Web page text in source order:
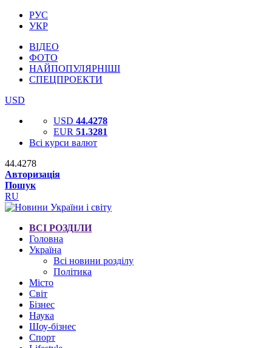
РУС
УКР
ВІДЕО
ФОТО
НАЙПОПУЛЯРНІШІ
СПЕЦПРОЕКТИ
USD
USD 44.4278
EUR 51.3281
Всі курси валют
44.4278
Авторизація
Пошук
RU
ВСІ РОЗДІЛИ
Головна
Україна
Всі новини розділу
Політика
Місто
Світ
Бізнес
Наука
Шоу-бізнес
Спорт